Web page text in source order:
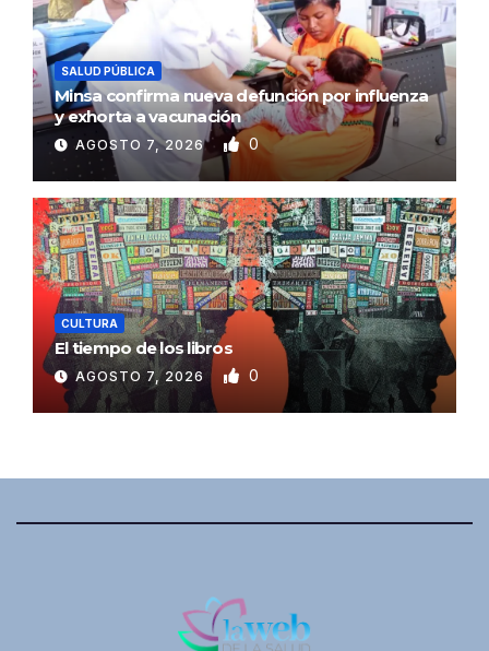
SALUD PÚBLICA
Minsa confirma nueva defunción por influenza
y exhorta a vacunación
AGOSTO 7, 2026 0
CULTURA
El tiempo de los libros
AGOSTO 7, 2026 0